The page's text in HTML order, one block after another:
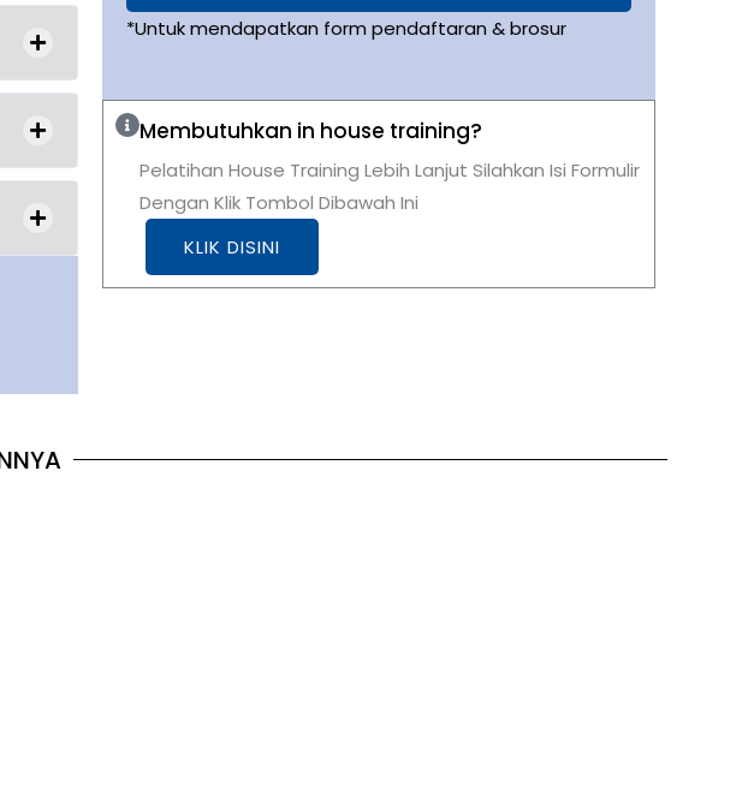
*Untuk mendapatkan form pendaftaran & brosur
Membutuhkan in house training?
Pelatihan House Training Lebih Lanjut Silahkan Isi Formulir
Dengan Klik Tombol Dibawah Ini
KLIK DISINI